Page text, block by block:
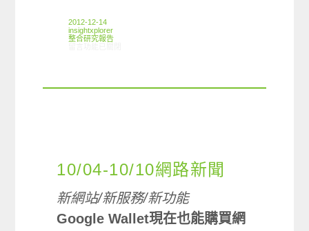
2012-12-14
insightxplorer
整合研究報告
10/04-10/10網路新聞
新網站/新服務/新功能
Google Wallet現在也能購買網